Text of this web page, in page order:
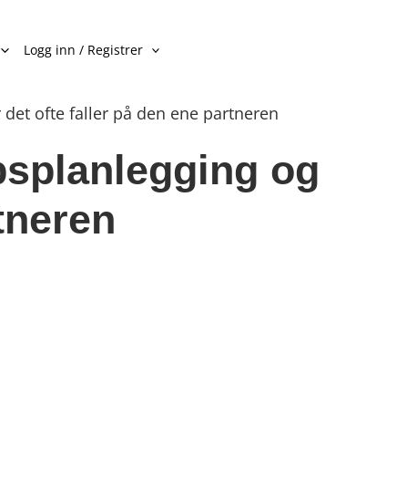
Logg inn / Registrer
ofte faller på den ene partneren
og